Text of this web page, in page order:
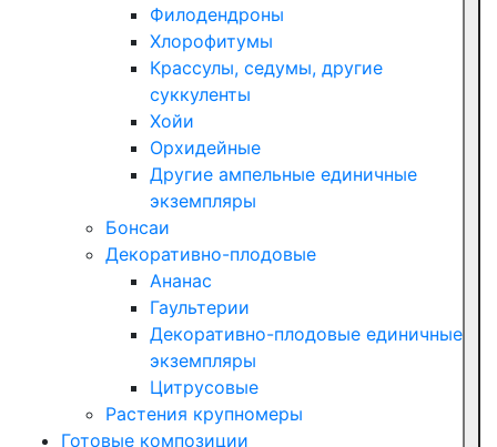
Филодендроны
Хлорофитумы
Крассулы, седумы, другие
суккуленты
Хойи
Орхидейные
Другие ампельные единичные
экземпляры
Бонсаи
Декоративно-плодовые
Ананас
Гаультерии
Декоративно-плодовые единичные
экземпляры
Цитрусовые
Растения крупномеры
Готовые композиции